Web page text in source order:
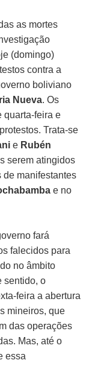
as mortes
(domingo)
contra a
boliviano
Nueva. Os
quarta-feira e
Trata-se
e Rubén
serem atingidos
de manifestantes
e no
fará
falecidos para
no âmbito
sentido, o
feira a abertura
mineiros, que
das operações
Mas, até o
essa